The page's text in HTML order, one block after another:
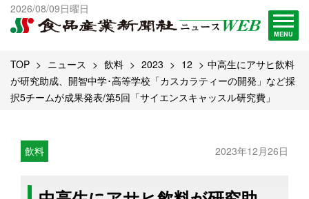
2026/08/09日曜日
MENU
出版物一覧へ
試読・購読申し込み
TOP ニュース 飲料 2023 12
中高生にアサヒ飲料
が研究助成、開智中学･高等学校「カスカラティーの開発」など採
択5チームが成果発表/第5回「サイエンスキャッスル研究費」
飲料 2023年12月26日